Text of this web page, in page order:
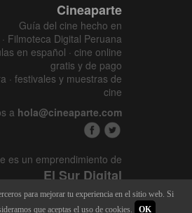
Cineaparte
Guía del cine hecho en
Filmoteca Digital Peruana
en español · cine online
gratis y de pago
· festivales y muestras de
cine
a hola@cineaparte.com
es un emprendimiento de
El Sur Digital
www.elsurcine.com
Desarrollado porSALA247
para mejorar tu experiencia en el sitio web. Si
que aceptas el uso de cookies.
OK